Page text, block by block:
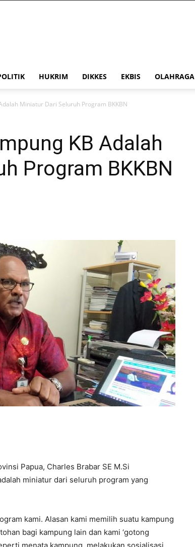
HUKRIM DIKKES EKBIS OLAHRAGA
Miniatur Dari Seluruh Program BKKBN
KB Adalah
Program BKKBN
Papua, Charles Brabar SE M.Si
miniatur dari seluruh program yang
kami. Alasan kami memilih suatu kampung
bagi kampung lain dan kami ‘gotong